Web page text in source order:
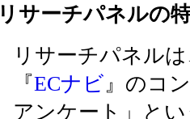
リサーチパネルの
リサーチパネル
『ECナビ 』のコ
アンケート」と